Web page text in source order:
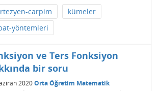
carpim
kümeler
yöntemleri
ve Ters Fonksiyon
bir soru
2020 Orta Öğretim Matematik